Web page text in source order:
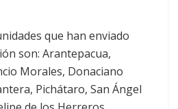
que han enviado
son: Arantepacua,
Morales, Donaciano
Pichátaro, San Ángel